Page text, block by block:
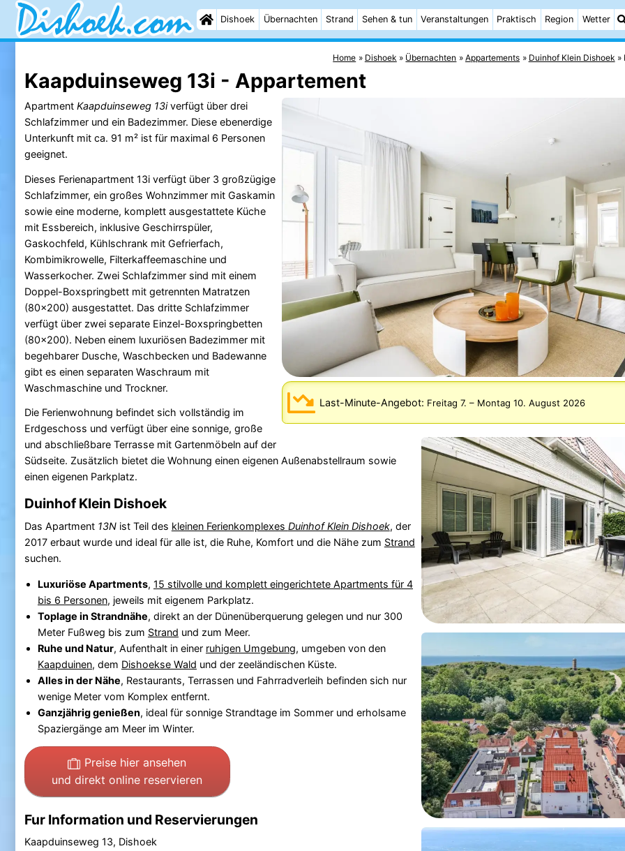
Dishoek Übernachten Strand Sehen & tun Veranstaltungen Praktisch Region Wetter
Home Dishoek Übernachten Appartements Duinhof Klein Dishoek
Kaapduinseweg 13i - Appartement
Last-Minute-Angebot: Freitag 7. – Montag 10. August 2026
Apartment Kaapduinseweg 13iverfügt über drei
Schlafzimmer und ein Badezimmer. Diese ebenerdige
Unterkunft mit ca. 91 m² ist für maximal 6 Personen
geeignet.
Dieses Ferienapartment 13i verfügt über 3 großzügige
Schlafzimmer, ein großes Wohnzimmer mit Gaskamin
sowie eine moderne, komplett ausgestattete Küche
mit Essbereich, inklusive Geschirrspüler,
Gaskochfeld, Kühlschrank mit Gefrierfach,
Kombimikrowelle, Filterkaffeemaschine und
Wasserkocher. Zwei Schlafzimmer sind mit einem
Doppel-Boxspringbett mit getrennten Matratzen
(80x200) ausgestattet. Das dritte Schlafzimmer
verfügt über zwei separate Einzel-Boxspringbetten
(80x200). Neben einem luxuriösen Badezimmer mit
begehbarer Dusche, Waschbecken und Badewanne
gibt es einen separaten Waschraum mit
Waschmaschine und Trockner.
Die Ferienwohnung befindet sich vollständig im
Erdgeschoss und verfügt über eine sonnige, große
und abschließbare Terrasse mit Gartenmöbeln auf der
Südseite. Zusätzlich bietet die Wohnung einen eigenen Außenabstellraum sowie
einen eigenen Parkplatz.
Duinhof Klein Dishoek
Das Apartment 13Nist Teil des kleinen Ferienkomplexes Duinhof Klein Dishoek, der
2017 erbaut wurde und ideal für alle ist, die Ruhe, Komfort und die Nähe zum Strand
suchen.
Luxuriöse Apartments, 15 stilvolle und komplett eingerichtete Apartments für 4
bis 6 Personen, jeweils mit eigenem Parkplatz.
Toplage in Strandnähe, direkt an der Dünenüberquerung gelegen und nur 300
Meter Fußweg bis zum Strand und zum Meer.
Ruhe und Natur, Aufenthalt in einer ruhigen Umgebung, umgeben von den
Kaapduinen, dem Dishoekse Wald und der zeeländischen Küste.
Alles in der Nähe, Restaurants, Terrassen und Fahrradverleih befinden sich nur
wenige Meter vom Komplex entfernt.
Ganzjährig genießen, ideal für sonnige Strandtage im Sommer und erholsame
Spaziergänge am Meer im Winter.
Preise hier ansehen
und direkt online reservieren
Fur Information und Reservierungen
Kaapduinseweg 13, Dishoek